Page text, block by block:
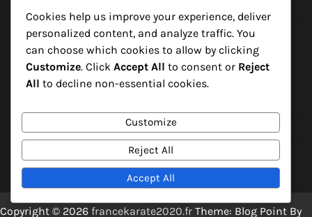
À propos de nous
Catégories
Objets gratuits réclamables dans Monster Legends
Séries de récompenses de connexion dans Monster
Legends
Copyright © 2026 francekarate2020.fr Theme: Blog Point By
Cookies help us improve your experience, deliver
personalized content, and analyze traffic. You
can choose which cookies to allow by clicking
Customize. Click Accept All to consent or Reject
All to decline non-essential cookies.
Customize
Reject All
Accept All